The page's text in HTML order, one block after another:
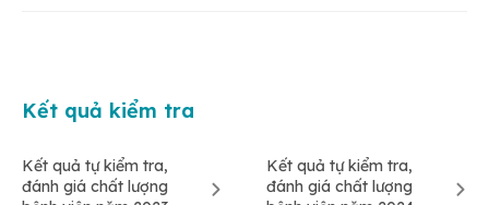
Kết quả kiểm tra
Kết quả tự kiểm tra,
đánh giá chất lượng
Kết quả tự kiểm tra,
đánh giá chất lượng